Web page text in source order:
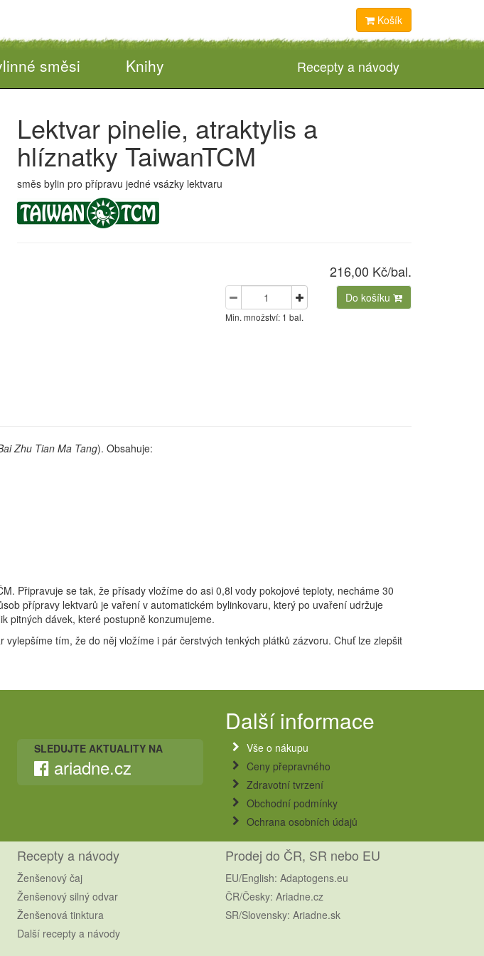
Košík
směsi Knihy Recepty a návody
Lektvar pinelie, atraktylis a
hlíznatky TaiwanTCM
směs bylin pro přípravu jedné vsázky lektvaru
216,00 Kč/bal.
Do košíku
Min. množství: 1 bal.
Zhu Tian Ma Tang). Obsahuje:
Připravuje se tak, že přísady vložíme do asi 0,8l vody pokojové teploty, necháme 30
přípravy lektvarů je vaření v automatickém bylinkovaru, který po uvaření udržuje
pitných dávek, které postupně konzumujeme.
tím, že do něj vložíme i pár čerstvých tenkých plátků zázvoru. Chuť lze zlepšit
SLEDUJTE AKTUALITY NA
ariadne.cz
Další informace
Vše o nákupu
Ceny přepravného
Zdravotní tvrzení
Obchodní podmínky
Ochrana osobních údajů
Recepty a návody
Ženšenový čaj
Ženšenový silný odvar
Ženšenová tinktura
Další recepty a návody
Prodej do ČR, SR nebo EU
EU/English: Adaptogens.eu
ČR/Česky: Ariadne.cz
SR/Slovensky: Ariadne.sk